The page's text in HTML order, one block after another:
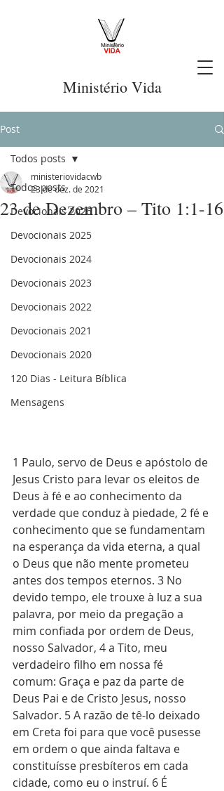
Ministério Vida
Post
Todos posts
Devocionais 2026
Devocionais 2025
Devocionais 2024
Devocionais 2023
Devocionais 2022
Devocionais 2021
Devocionais 2020
120 Dias - Leitura Bíblica
Mensagens
Todos posts
23 de Dezembro – Tito 1:1-16
ministeriovidacwb
23 de dez. de 2021
1 Paulo, servo de Deus e apóstolo de
Jesus Cristo para levar os eleitos de
Deus à fé e ao conhecimento da
verdade que conduz à piedade, 2 fé e
conhecimento que se fundamentam
na esperança da vida eterna, a qual
o Deus que não mente prometeu
antes dos tempos eternos. 3 No
devido tempo, ele trouxe à luz a sua
palavra, por meio da pregação a
mim confiada por ordem de Deus,
nosso Salvador, 4 a Tito, meu
verdadeiro filho em nossa fé
comum: Graça e paz da parte de
Deus Pai e de Cristo Jesus, nosso
Salvador. 5 A razão de tê-lo deixado
em Creta foi para que você pusesse
em ordem o que ainda faltava e
constituísse presbíteros em cada
cidade, como eu o instruí. 6 É